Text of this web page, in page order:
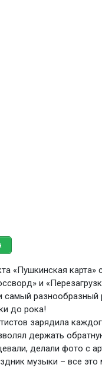
«Пушкинская карта»
и
разнообразный
до рока!
зарядила
держать
делали фото с
музыки – все